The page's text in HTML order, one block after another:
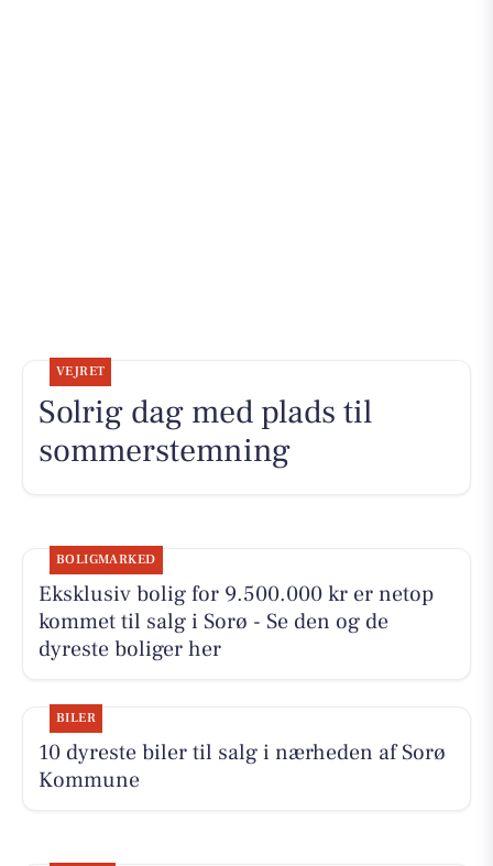
VEJRET
Solrig dag med plads til
sommerstemning
BOLIGMARKED
Eksklusiv bolig for 9.500.000 kr er netop
kommet til salg i Sorø - Se den og de
dyreste boliger her
BILER
10 dyreste biler til salg i nærheden af Sorø
Kommune